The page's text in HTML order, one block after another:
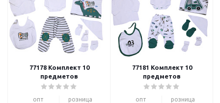
77178 Комплект 10
предметов
опт розница
77181 Комплект 10
предметов
опт розница